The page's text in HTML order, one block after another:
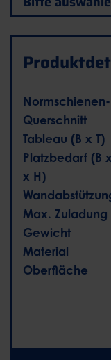
Normschienen-
Querschnitt
Tableau (B x T)
Platzbedarf (B
x H)
Max. Zuladung
Gewicht
Material
Oberfläche